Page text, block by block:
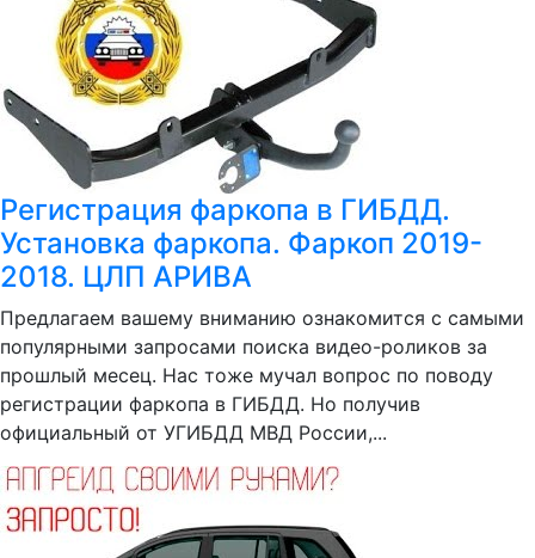
Регистрация фаркопа в ГИБДД.
Установка фаркопа. Фаркоп 2019-
2018. ЦЛП АРИВА
Предлагаем вашему вниманию ознакомится с самыми
популярными запросами поиска видео-роликов за
прошлый месец. Нас тоже мучал вопрос по поводу
регистрации фаркопа в ГИБДД. Но получив
официальный от УГИБДД МВД России,...